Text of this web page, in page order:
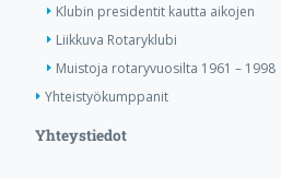
Klubin presidentit kautta aikojen
Liikkuva Rotaryklubi
Muistoja rotaryvuosilta 1961 – 1998
Yhteistyökumppanit
Yhteystiedot